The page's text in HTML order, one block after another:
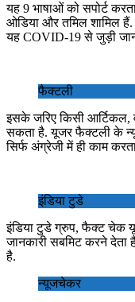
यह 9 भाषाओं को सपोर्ट
ओडिया और तमिल शामिल हैं.
यह COVID-19 से जुड़ी
फैक्टली
इसके जरिए किसी आर्टिकल,
सकता है. यूजर फैक्टली के
सिर्फ अंग्रेजी में ही काम
इंडिया टुडे
इंडिया टुडे ग्रुप, फैक्ट चेक
जानकारी सबमिट करने देता
है.
न्यूजचेकर